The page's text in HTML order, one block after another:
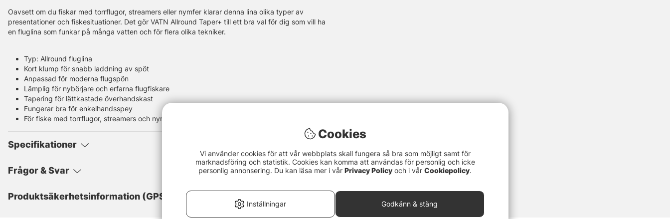
Oavsett om du fiskar med torrflugor, streamers eller nymfer klarar denna lina olika typer av
presentationer och fiskesituationer. Det gör VATN Allround Taper+ till ett bra val för dig som vill ha
en fluglina som funkar på många vatten och för flera olika tekniker.
Typ: Allround fluglina
Kort klump för snabb laddning av spöt
Anpassad för moderna flugspön
Lämplig för nybörjare och erfarna flugfiskare
Tapering för lättkastade överhandskast
Fungerar bra för enkelhandsspey
För fiske med torrflugor, streamers och nymfer
Specifikationer
Frågor & Svar
Produktsäkerhetsinformation (GPSR)
Cookies
Vi använder cookies för att vår webbplats skall fungera så bra som möjligt samt för
marknadsföring och statistik. Cookies kan komma att användas för personlig och icke
personlig annonsering. Du kan läsa mer i vår Privacy Policy och i vår Cookiepolicy.
Inställningar Godkänn & stäng